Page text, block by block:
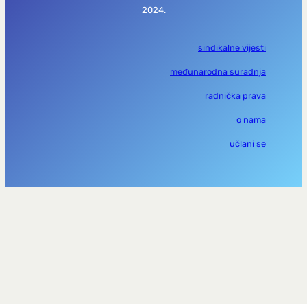
2024.
sindikalne vijesti
međunarodna suradnja
radnička prava
o nama
učlani se